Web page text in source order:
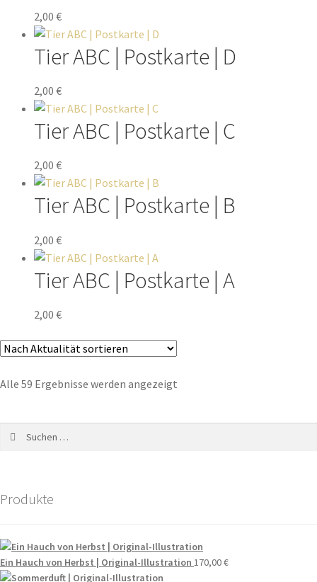
2,00 €
Tier ABC | Postkarte | D
2,00 €
Tier ABC | Postkarte | C
2,00 €
Tier ABC | Postkarte | B
2,00 €
Tier ABC | Postkarte | A
2,00 €
Alle 59 Ergebnisse werden angezeigt
Produkte
Ein Hauch von Herbst | Original-Illustration 170,00€